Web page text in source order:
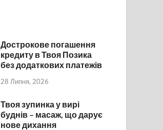
Дострокове погашення
кредиту в Твоя Позика
без додаткових платежів
28 Липня, 2026
Твоя зупинка у вирі
буднів – масаж, що дарує
нове дихання